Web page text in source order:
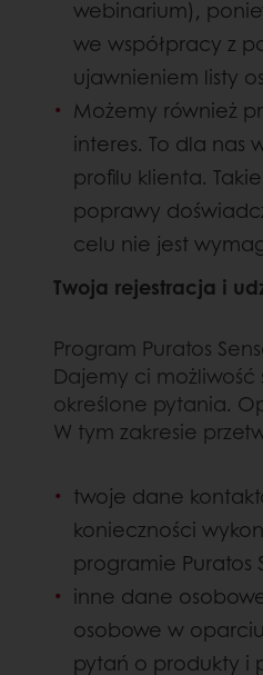
webinarium),
we współpracy z
ujawnieniem listy
Możemy również
interes. To dla nas
profilu klienta.
poprawy
celu nie jest
Twoja rejestracja i
Program Puratos
Dajemy ci
określone pytania.
W tym zakresie
twoje dane
konieczności
programie Puratos
inne dane
osobowe w
pytań o produkty i